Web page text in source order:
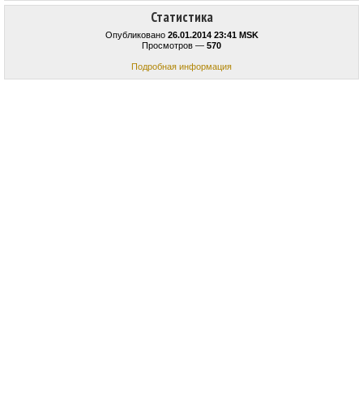
Статистика
Опубликовано 26.01.2014 23:41 MSK
Просмотров — 570
Подробная информация